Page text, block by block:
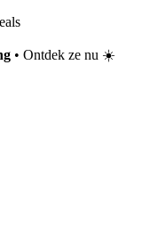
• Ontdek ze nu ☀️